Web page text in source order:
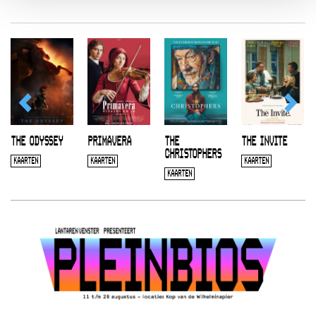
THE ODYSSEY
KAARTEN
PRIMAVERA
KAARTEN
THE
CHRISTOPHERS
KAARTEN
THE INVITE
KAARTEN